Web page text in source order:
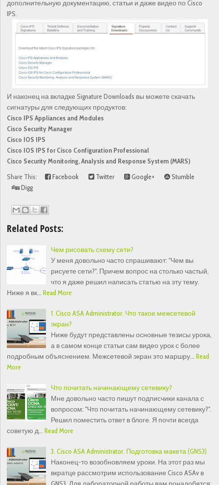
дополнительную документацию, статьи и даже видео по Cisco
IPS.
И наконец на вкладке Signature Downloads вы можете скачать
сигнатуры для следующих продуктов:
Cisco IPS Appliances and Modules
Cisco Security Manager
Cisco IOS IPS
Cisco IOS IPS for Cisco Configuration Professional
Cisco Security Monitoring, Analysis and Response System (MARS)
Share This:
Facebook Twitter Google+
Stumble
Digg
Related Posts:
Чем рисовать схему сети?
У меня довольно часто спрашивают: "Чем вы
рисуете сети?". Причем вопрос на столько частый,
что я даже решил написать статью на эту тему.
Ниже я вк… Read More
1. Cisco ASA Administrator. Что такое межсетевой
экран?
Ниже будут представлены основные тезисы урока,
а в самом конце статьи сам видео урок с более
подробным объяснением. Межсетевой экран это маршру… Read
More
Что почитать начинающему сетевику?
Мне довольно часто пишут подписчики канала с
вопросом: "Что почитать начинающему сетевику?".
Решил поместить ответ в блоге. Я почти всегда
советую д… Read More
3. Cisco ASA Administrator. Подготовка макета (GNS3)
Наконец-то возобновляем уроки. На этот раз мы
вкратце рассмотрим использование Cisco ASAv в